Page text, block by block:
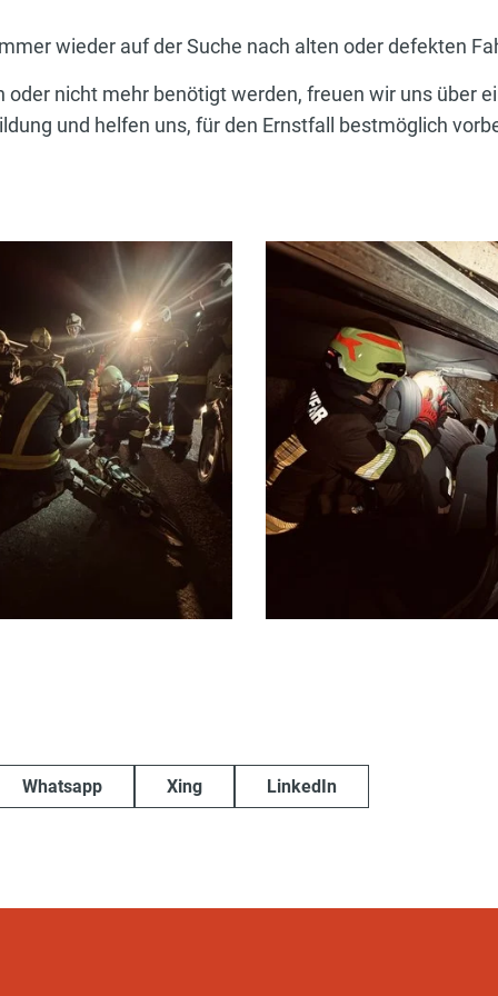
wieder auf der Suche nach alten oder defekten
oder nicht mehr benötigt werden, freuen wir uns über
und helfen uns, für den Ernstfall bestmöglich
Whatsapp Xing LinkedIn